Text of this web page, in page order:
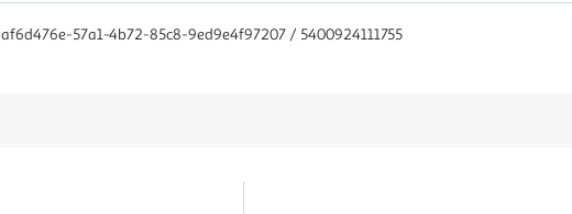
af6d476e-57a1-4b72-85c8-9ed9e4f97207 / 5400924111755